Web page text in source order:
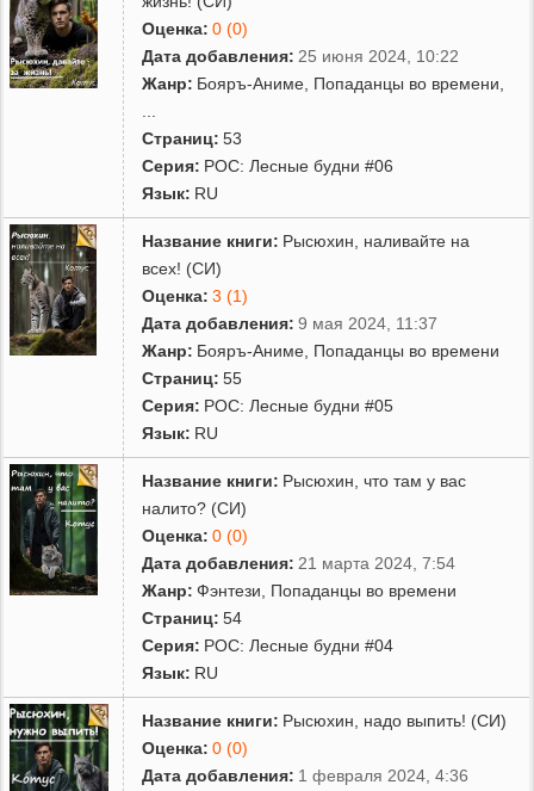
Оценка: 0 (0)
Дата добавления: 25 июня 2024, 10:22
Жанр: Бояръ-Аниме Попаданцы во времени
Страниц: 53
Серия: РОС: Лесные будни #06
Язык: RU
Название книги: Рысюхин, наливайте на
всех! (СИ)
Оценка: 3 (1)
Дата добавления: 9 мая 2024, 11:37
Жанр: Бояръ-Аниме Попаданцы во времени
Страниц: 55
Серия: РОС: Лесные будни #05
Язык: RU
Название книги: Рысюхин, что там у вас
налито? (СИ)
Оценка: 0 (0)
Дата добавления: 21 марта 2024, 7:54
Жанр: Фэнтези
Попаданцы во времени
Страниц: 54
Серия: РОС: Лесные будни #04
Язык: RU
Название книги: Рысюхин, надо выпить! (СИ)
Оценка: 0 (0)
Дата добавления: 1 февраля 2024, 4:36